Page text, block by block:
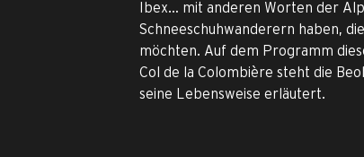
Ibex… mit anderen Worten der
Schneeschuhwanderern haben,
möchten. Auf dem Programm
Col de la Colombière steht die
seine Lebensweise erläutert.